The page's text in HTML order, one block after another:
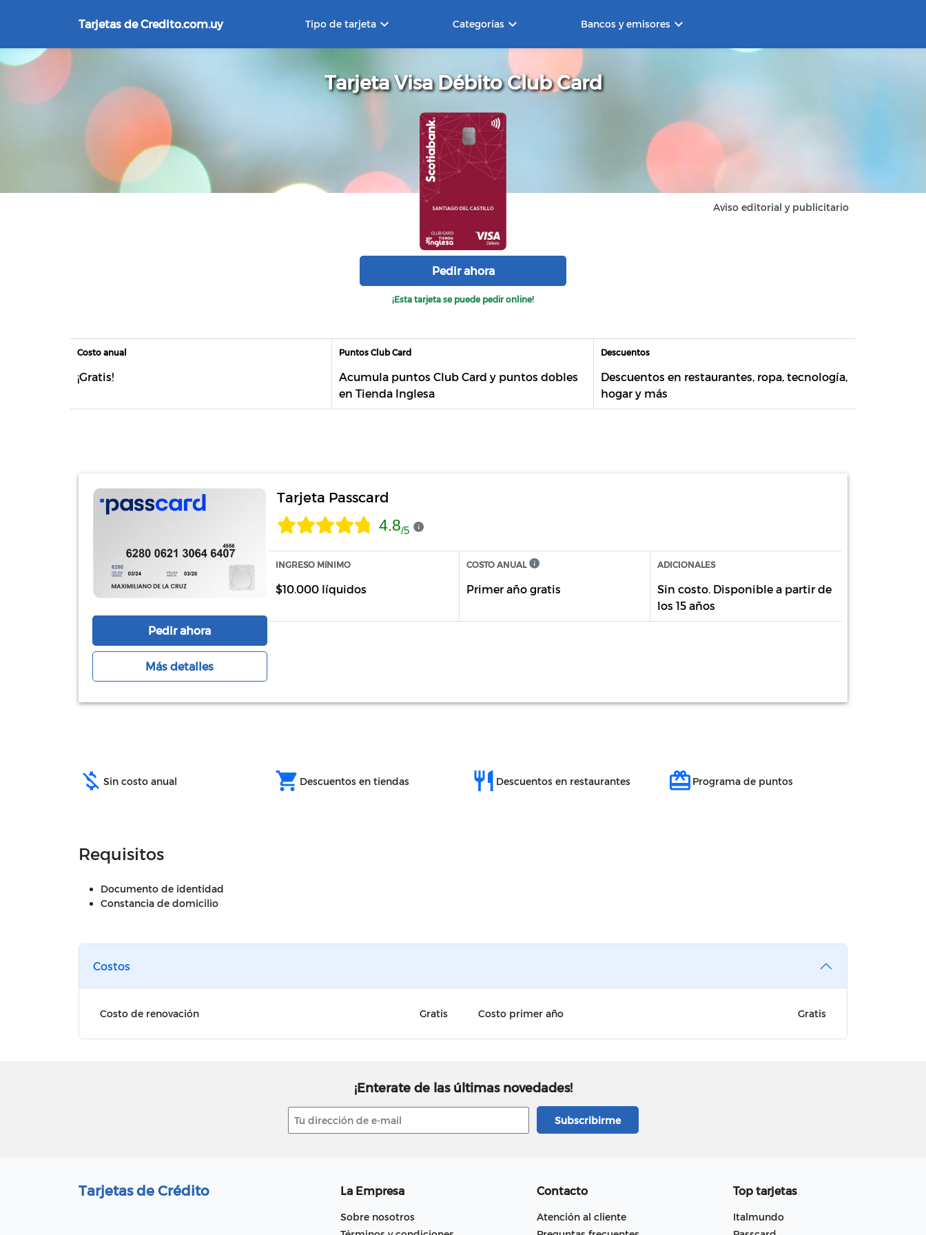
Tarjetas de Credito.com.uy Tipo de tarjetakeyboard_arrow_down Categorías keyboard_arrow_down Bancos y emisores keyboard_arrow_down
Tarjeta Visa Débito Club Card
Aviso editorial y publicitario
Pedir ahora
¡Esta tarjeta se puede pedir online!
Costo anual
¡Gratis!
Puntos Club Card
Acumula puntos Club Card y puntos dobles
en Tienda Inglesa
Descuentos
Descuentos en restaurantes, ropa, tecnología,
hogar y más
Pedir ahora
Más detalles
Tarjeta Passcard
4.8/5
INGRESO MíNIMO
$10.000 líquidos
COSTO ANUAL
Primer año gratis
ADICIONALES
Sin costo. Disponible a partir de
los 15 años
money_off Sin costo anual shopping_cart Descuentos en tiendas restaurant Descuentos en restaurantes redeem Programa de puntos
Requisitos
Documento de identidad
Constancia de domicilio
Costos
Costo de renovación Gratis Costo primer año Gratis
¡Enterate de las últimas novedades!
Tarjetas de Crédito La Empresa
Sobre nosotros
Contacto
Atención al cliente
Top tarjetas
Italmundo